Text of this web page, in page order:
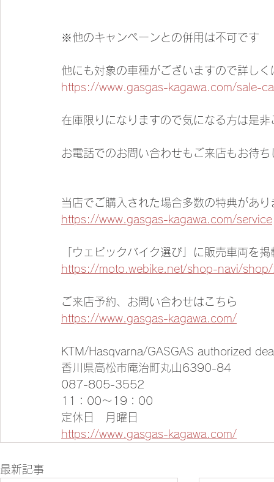
​※他のキャンペーンとの併用は不可です
他にも対象の車種がございますので詳し
https://www.gasgas-kagawa.com/sale-
在庫限りになりますので気になる方は是非
お電話でのお問い合わせもご来店もお待ち
当店でご購入された場合多数の特典があ
https://www.gasgas-kagawa.com/service
「ウェビックバイク選び」に販売車両を
https://moto.webike.net/shop-navi/
ご来店予約、お問い合わせはこちら
https://www.gasgas-kagawa.com/
KTM/Hasqvarna/GASGAS authorized
香川県高松市庵治町丸山6390-84
087-805-3552
11：00～19：00
定休日　月曜日
https://www.gasgas-kagawa.com/
最新記事